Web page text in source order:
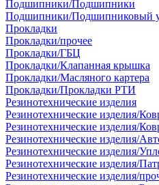
Подшипники/Подшипники
Подшипники/Подшипниковый
Прокладки
Прокладки/прочее
Прокладки/ГБЦ
Прокладки/Клапанная крышка
Прокладки/Масляного картера
Прокладки/Прокладки РТИ
Резинотехнические изделия
Резинотехнические изделия/
Резинотехнические изделия/
Резинотехнические изделия/
Резинотехнические изделия/
Резинотехнические изделия/
Резинотехнические изделия/